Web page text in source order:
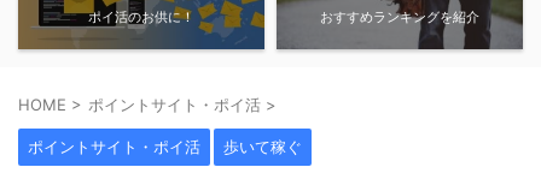
ポイ活のお供に！ おすすめランキングを紹介
HOME > ポイントサイト・ポイ活 >
ポイントサイト・ポイ活 歩いて稼ぐ